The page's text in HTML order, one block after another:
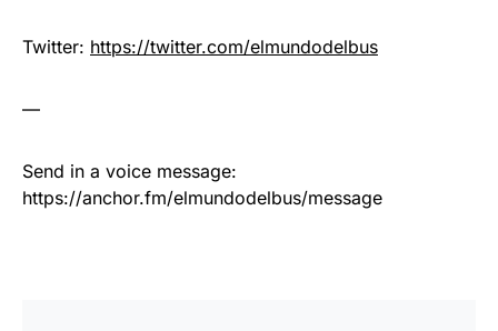
Twitter: https://twitter.com/elmundodelbus
—
Send in a voice message:
https://anchor.fm/elmundodelbus/message